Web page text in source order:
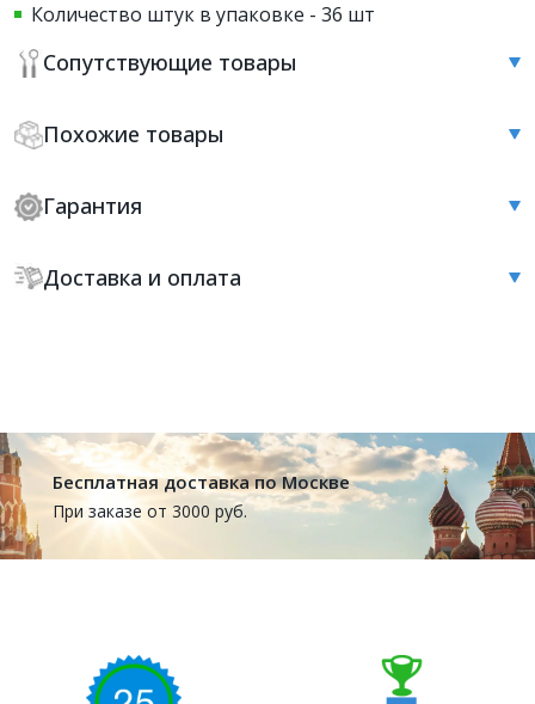
Сопутствующие товары
Похожие товары
Гарантия
Доставка и оплата
Количество штук в упаковке - 36 шт
Бесплатная доставка по Москве
При заказе от 3000 руб.